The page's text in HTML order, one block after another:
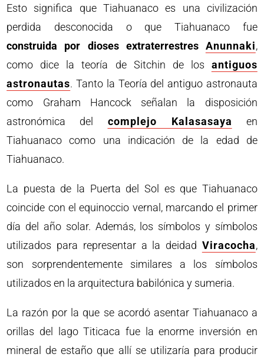
Esto significa que Tiahuanaco es una civilización
perdida desconocida o que Tiahuanaco fue
construida por dioses extraterrestres Anunnaki,
como dice la teoría de Sitchin de los antiguos
astronautas. Tanto la Teoría del antiguo astronauta
como Graham Hancock señalan la disposición
astronómica del complejo Kalasasaya en
Tiahuanaco como una indicación de la edad de
Tiahuanaco.
La puesta de la Puerta del Sol es que Tiahuanaco
coincide con el equinoccio vernal, marcando el primer
día del año solar. Además, los símbolos y símbolos
utilizados para representar a la deidad Viracocha,
son sorprendentemente similares a los símbolos
utilizados en la arquitectura babilónica y sumeria.
La razón por la que se acordó asentar Tiahuanaco a
orillas del lago Titicaca fue la enorme inversión en
mineral de estaño que allí se utilizaría para producir